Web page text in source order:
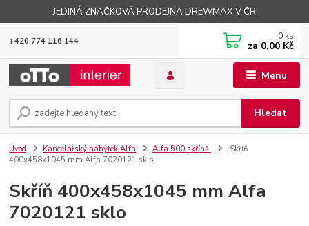
JEDINÁ ZNAČKOVÁ PRODEJNA DREWMAX V ČR
Menu
Hledat
+420 774 116 144 0 ks
za 0,00 Kč
Úvod Kancelářský nábytek Alfa Alfa 500 skříně
Skříň
400x458x1045 mm Alfa 7020121 sklo
Skříň 400x458x1045 mm Alfa
7020121 sklo